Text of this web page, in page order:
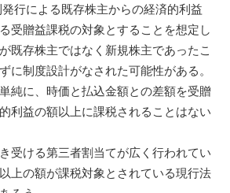
行による既存株主からの経済的利益
受贈益課税の対象とすることを想定し
既存株主ではなく新規株主であったこ
制度設計がなされた可能性がある。
純に、時価と払込金額との差額を受贈
利益の額以上に課税されることはない
受ける第三者割当てが広く行われてい
上の額が課税対象とされている現行法